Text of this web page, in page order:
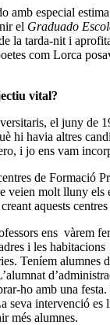
amb especial
el Graduado
la tarda-nit i
com Lorca
vital?
el juny de
hi havia altres
i jo ens vam
de Formació
veien molt lluny
aquests
ens vàrem
i les
Teníem alumnes
ho amb una
intervenció es
més alumnes.